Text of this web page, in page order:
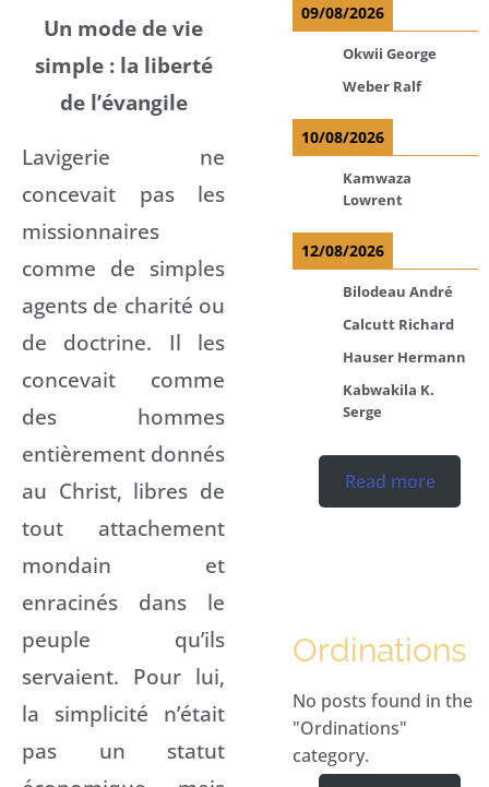
Un mode de vie
simple : la liberté
de l’évangile
Lavigerie ne
concevait pas les
missionnaires
comme de simples
agents de charité ou
de doctrine. Il les
concevait comme
des hommes
entièrement donnés
au Christ, libres de
tout attachement
mondain et
enracinés dans le
peuple qu’ils
servaient. Pour lui,
la simplicité n’était
pas un statut
09/08/2026
Okwii George
Weber Ralf
10/08/2026
Kamwaza
Lowrent
12/08/2026
Bilodeau André
Calcutt Richard
Hauser Hermann
Kabwakila K.
Serge
Read more
Ordinations
No posts found in the
"Ordinations"
category.